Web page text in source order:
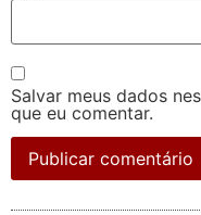
Salvar meus dados
que eu comentar.